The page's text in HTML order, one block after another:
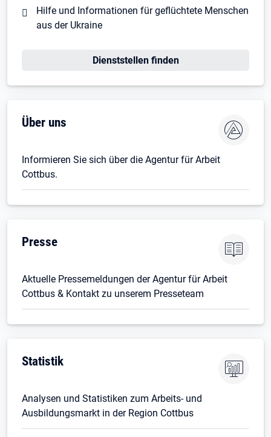
Hilfe und Informationen für geflüchtete Menschen
aus der Ukraine
Dienststellen finden
Über uns
Informieren Sie sich über die Agentur für Arbeit
Cottbus.
Presse
Aktuelle Pressemeldungen der Agentur für Arbeit
Cottbus & Kontakt zu unserem Presseteam
Statistik
Analysen und Statistiken zum Arbeits- und
Ausbildungsmarkt in der Region Cottbus